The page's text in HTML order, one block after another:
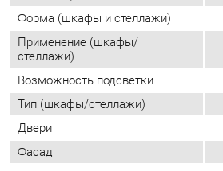
Двери
Фасад
Количество дверей
Шкаф-купе
Доводчики
Количество полок
Направление открытия двери